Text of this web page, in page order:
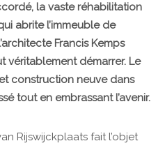
la vaste réhabilitation
abrite l’immeuble de
Francis Kemps
véritablement démarrer. Le
construction neuve dans
tout en embrassant l’avenir.
Rijswijckplaats fait l’objet